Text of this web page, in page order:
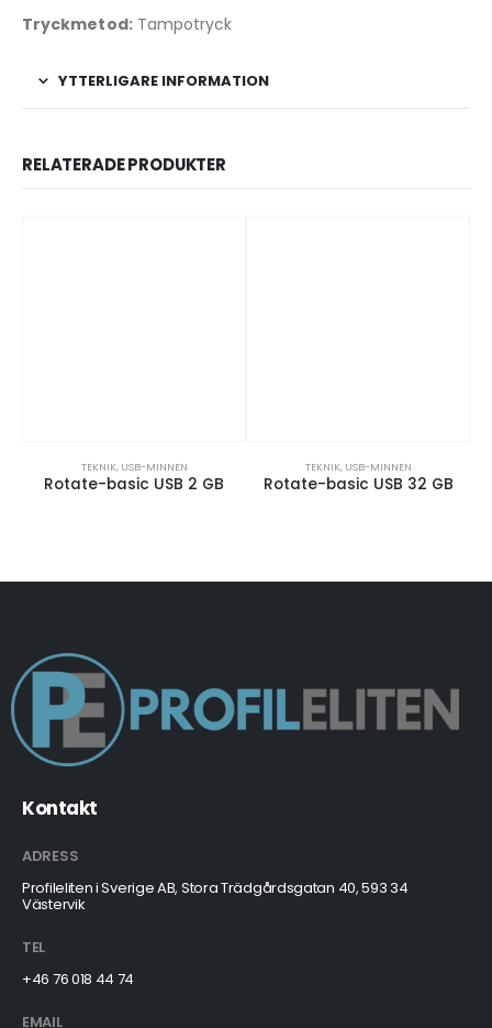
Tryckmetod:Tampotryck
YTTERLIGARE INFORMATION
RELATERADE PRODUKTER
TEKNIK, USB-MINNEN
Rotate-basic USB 2 GB
TEKNIK, USB-MINNEN
Rotate-basic USB 32 GB
Kontakt
ADRESS
Profileliten i Sverige AB, Stora Trädgårdsgatan 40, 593 34
Västervik
TEL
+46 76 018 44 74
EMAIL